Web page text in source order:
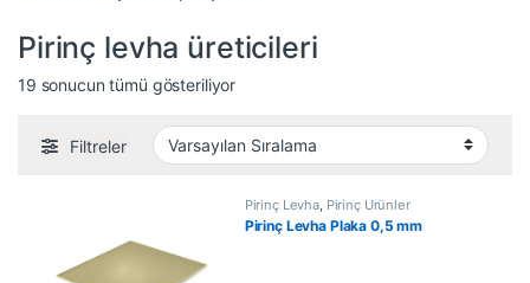
Pirinç levha üreticileri
19 sonucun tümü gösteriliyor
Filtreler
Pirinç Levha, Pirinç Ürünler
Pirinç Levha Plaka 0,5 mm